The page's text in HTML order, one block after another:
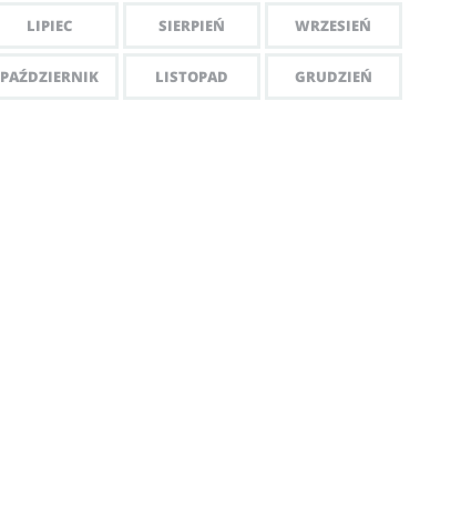
LIPIEC SIERPIEŃ WRZESIEŃ
PAŹDZIERNIK LISTOPAD GRUDZIEŃ